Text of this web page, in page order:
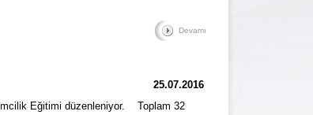
Devamı
25.07.2016
Eğitimi düzenleniyor. Toplam 32